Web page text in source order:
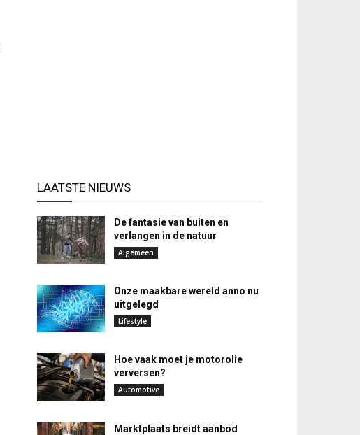
LAATSTE NIEUWS
De fantasie van buiten en
verlangen in de natuur
Algemeen
Onze maakbare wereld anno nu
uitgelegd
Lifestyle
Hoe vaak moet je motorolie
verversen?
Automotive
Marktplaats breidt aanbod